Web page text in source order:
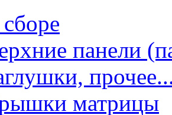
панели
матрицы